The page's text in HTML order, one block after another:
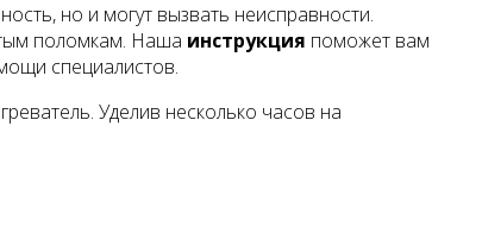
но и могут вызвать неисправности.
поломкам. Наша инструкция поможет вам
специалистов.
Уделив несколько часов на